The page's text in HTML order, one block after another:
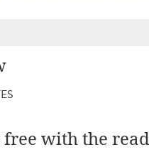
free with the